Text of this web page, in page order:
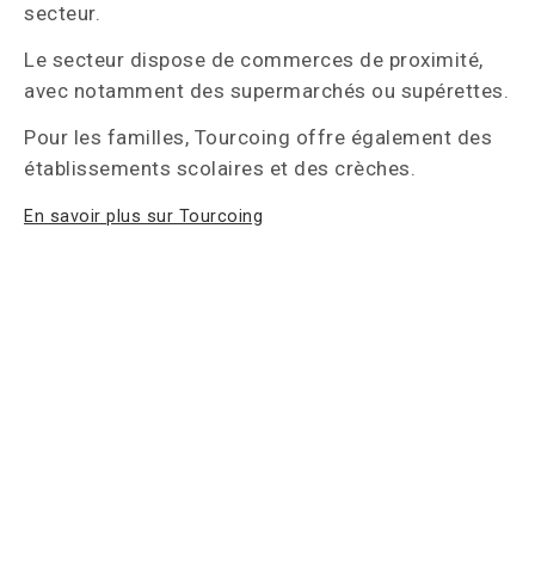
secteur.
Le secteur dispose de commerces de proximité,
avec notamment des supermarchés ou supérettes.
Pour les familles, Tourcoing offre également des
établissements scolaires et des crèches.
En savoir plus sur Tourcoing